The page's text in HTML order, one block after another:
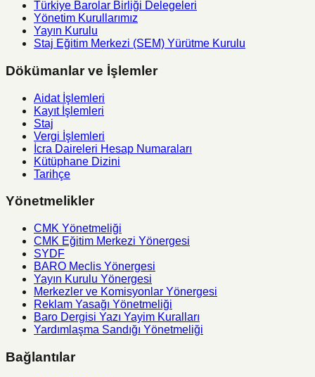
Türkiye Barolar Birliği Delegeleri
Yönetim Kurullarımız
Yayın Kurulu
Staj Eğitim Merkezi (SEM) Yürütme Kurulu
Dökümanlar ve İşlemler
Aidat İşlemleri
Kayıt İşlemleri
Staj
Vergi İşlemleri
İcra Daireleri Hesap Numaraları
Kütüphane Dizini
Tarihçe
Yönetmelikler
CMK Yönetmeliği
CMK Eğitim Merkezi Yönergesi
SYDF
BARO Meclis Yönergesi
Yayın Kurulu Yönergesi
Merkezler ve Komisyonlar Yönergesi
Reklam Yasağı Yönetmeliği
Baro Dergisi Yazı Yayim Kuralları
Yardımlaşma Sandığı Yönetmeliği
Bağlantılar